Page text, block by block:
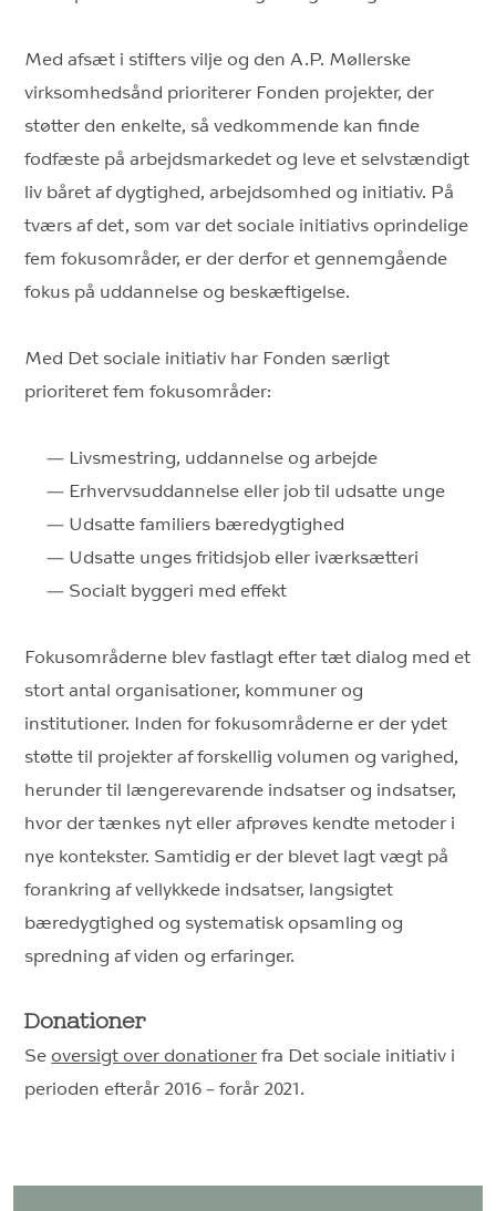
Med afsæt i stifters vilje og den A.P. Møllerske
virksomhedsånd prioriterer Fonden projekter, der
støtter den enkelte, så vedkommende kan finde
fodfæste på arbejdsmarkedet og leve et selvstændigt
liv båret af dygtighed, arbejdsomhed og initiativ. På
tværs af det, som var det sociale initiativs oprindelige
fem fokusområder, er der derfor et gennemgående
fokus på uddannelse og beskæftigelse.
Med Det sociale initiativ har Fonden særligt
prioriteret fem fokusområder:
Livsmestring, uddannelse og arbejde
Erhvervsuddannelse eller job til udsatte unge
Udsatte familiers bæredygtighed
Udsatte unges fritidsjob eller iværksætteri
Socialt byggeri med effekt
Fokusområderne blev fastlagt efter tæt dialog med et
stort antal organisationer, kommuner og
institutioner. Inden for fokusområderne er der ydet
støtte til projekter af forskellig volumen og varighed,
herunder til længerevarende indsatser og indsatser,
hvor der tænkes nyt eller afprøves kendte metoder i
nye kontekster. Samtidig er der blevet lagt vægt på
forankring af vellykkede indsatser, langsigtet
bæredygtighed og systematisk opsamling og
spredning af viden og erfaringer.
Donationer
Se oversigt over donationer fra Det sociale initiativ i
perioden efterår 2016 – forår 2021.